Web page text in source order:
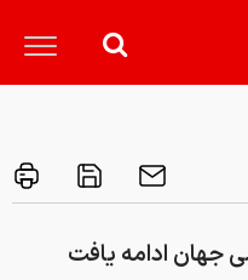
جهان ادامه یافت